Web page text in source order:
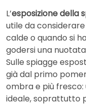
L’esposizione della
utile da
calde o quando si
godersi una
Sulle spiagge
già dal primo
ombra e più
ideale, soprattutto